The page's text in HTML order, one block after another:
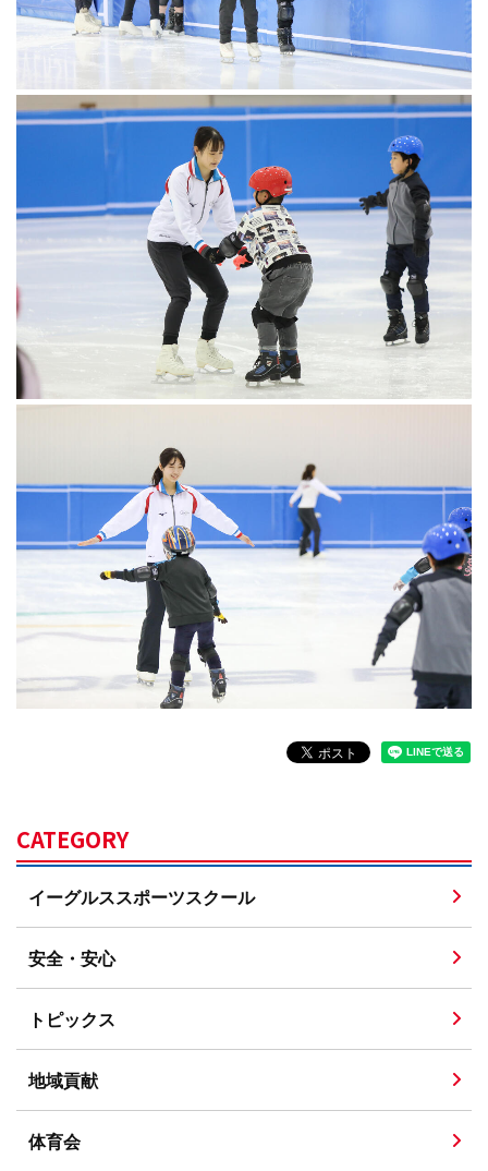
CATEGORY
イーグルススポーツスクール
安全・安心
トピックス
地域貢献
体育会